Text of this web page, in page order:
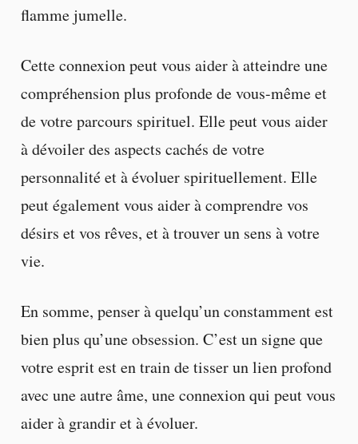
flamme jumelle.
Cette connexion peut vous aider à atteindre une
compréhension plus profonde de vous-même et
de votre parcours spirituel. Elle peut vous aider
à dévoiler des aspects cachés de votre
personnalité et à évoluer spirituellement. Elle
peut également vous aider à comprendre vos
désirs et vos rêves, et à trouver un sens à votre
vie.
En somme, penser à quelqu’un constamment est
bien plus qu’une obsession. C’est un signe que
votre esprit est en train de tisser un lien profond
avec une autre âme, une connexion qui peut vous
aider à grandir et à évoluer.